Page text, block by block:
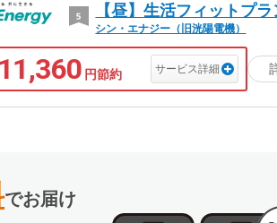
【昼】生活フィットプラ
シン・エナジー（旧洸陽電機）
11,360 円節約 サービス詳細
でお届け